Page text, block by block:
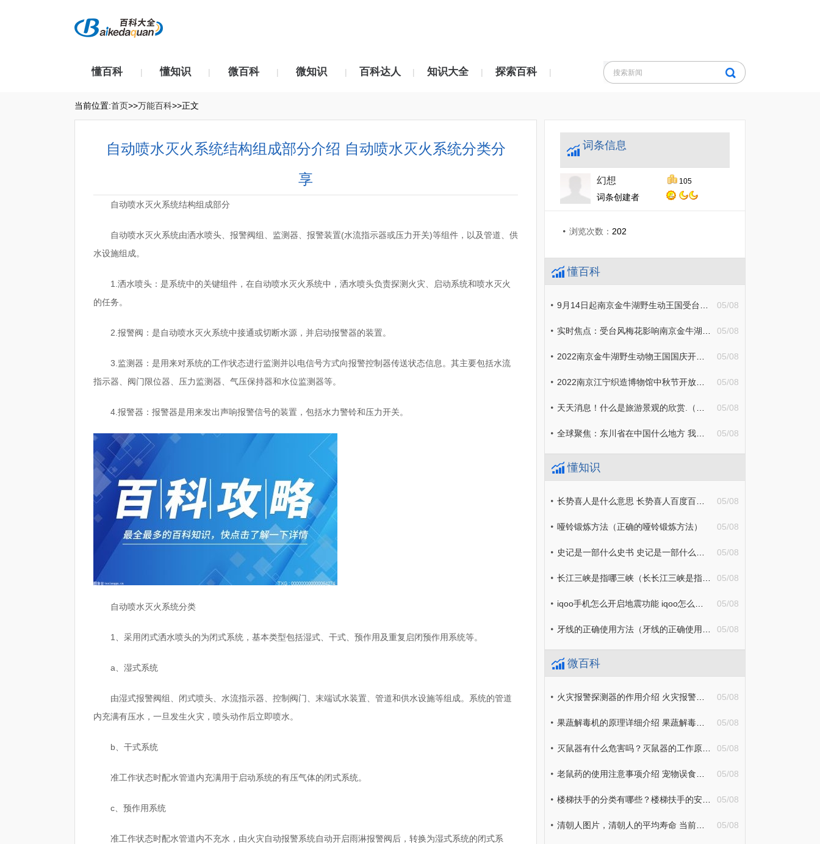
懂百科 | 懂知识 | 微百科 | 微知识 | 百科达人 | 知识大全 | 探索百科 |
当前位置:首页>>万能百科>>正文
自动喷水灭火系统结构组成部分介绍 自动喷水灭火系统分类分
享
自动喷水灭火系统结构组成部分
自动喷水灭火系统由洒水喷头、报警阀组、监测器、报警装置(水流指示器或压力开关)等组件，以及管道、供
水设施组成。
1.洒水喷头：是系统中的关键组件，在自动喷水灭火系统中，洒水喷头负责探测火灾、启动系统和喷水灭火
的任务。
2.报警阀：是自动喷水灭火系统中接通或切断水源，并启动报警器的装置。
3.监测器：是用来对系统的工作状态进行监测并以电信号方式向报警控制器传送状态信息。其主要包括水流
指示器、阀门限位器、压力监测器、气压保持器和水位监测器等。
4.报警器：报警器是用来发出声响报警信号的装置，包括水力警铃和压力开关。
自动喷水灭火系统分类
1、采用闭式洒水喷头的为闭式系统，基本类型包括湿式、干式、预作用及重复启闭预作用系统等。
a、湿式系统
由湿式报警阀组、闭式喷头、水流指示器、控制阀门、末端试水装置、管道和供水设施等组成。系统的管道
内充满有压水，一旦发生火灾，喷头动作后立即喷水。
b、干式系统
准工作状态时配水管道内充满用于启动系统的有压气体的闭式系统。
c、预作用系统
准工作状态时配水管道内不充水，由火灾自动报警系统自动开启雨淋报警阀后，转换为湿式系统的闭式系
词条信息
幻想 105
词条创建者
浏览次数： 202
懂百科
05/08
9月14日起南京金牛湖野生动王国受台风影响临时闭园2天-全球讯息
05/08
实时焦点：受台风梅花影响南京金牛湖景区2022年9月14日起临时闭园
05/08
2022南京金牛湖野生动物王国国庆开不开|当前报道
05/08
2022南京江宁织造博物馆中秋节开放公告 当前热点
05/08
天天消息！什么是旅游景观的欣赏.（什么是旅游景观的欣赏性）
05/08
全球聚焦：东川省在中国什么地方 我国有没有东川省
懂知识
05/08
长势喜人是什么意思 长势喜人百度百科 焦点播报
05/08
哑铃锻炼方法（正确的哑铃锻炼方法）
05/08
史记是一部什么史书 史记是一部什么书? 天天资讯
05/08
长江三峡是指哪三峡（长长江三峡是指哪三峡）
05/08
iqoo手机怎么开启地震功能 iqoo怎么开启地震预警
05/08
牙线的正确使用方法（牙线的正确使用方法图解）
微百科
05/08
火灾报警探测器的作用介绍 火灾报警探测器安装使用注意事项
05/08
果蔬解毒机的原理详细介绍 果蔬解毒机的功能有哪些？
05/08
灭鼠器有什么危害吗？灭鼠器的工作原理详细介绍
05/08
老鼠药的使用注意事项介绍 宠物误食鼠药急救措施分享
05/08
楼梯扶手的分类有哪些？楼梯扶手的安装及注意事项介绍
05/08
清朝人图片，清朝人的平均寿命 当前热议